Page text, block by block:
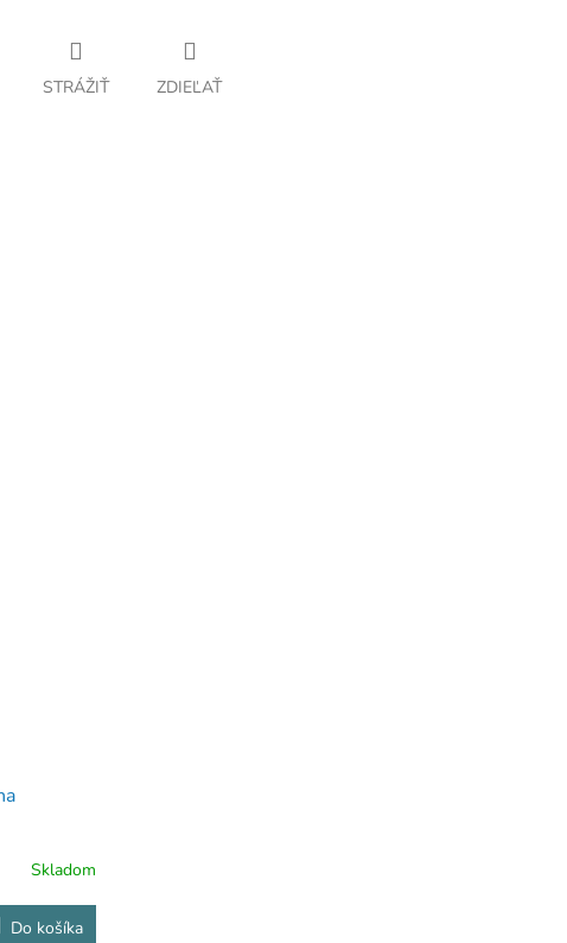
STRÁŽIŤ ZDIEĽAŤ
Skladom
Do košíka